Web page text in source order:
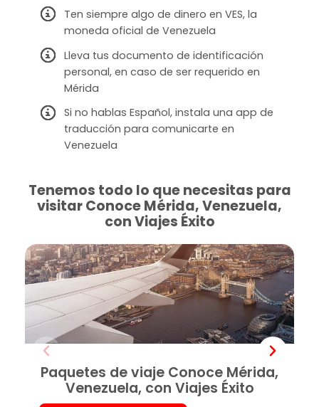
Ten siempre algo de dinero en VES, la
moneda oficial de Venezuela
Lleva tus documento de identificación
personal, en caso de ser requerido en
Mérida
Si no hablas Español, instala una app de
traducción para comunicarte en
Venezuela
Tenemos todo lo que necesitas para
visitar Conoce Mérida, Venezuela,
con Viajes Éxito
Paquetes de viaje Conoce Mérida,
Venezuela, con Viajes Éxito